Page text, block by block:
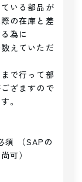
いる部品が
の在庫と差
為に
えていただ
で行って部
ざますので
。
須 （SAPの
可）